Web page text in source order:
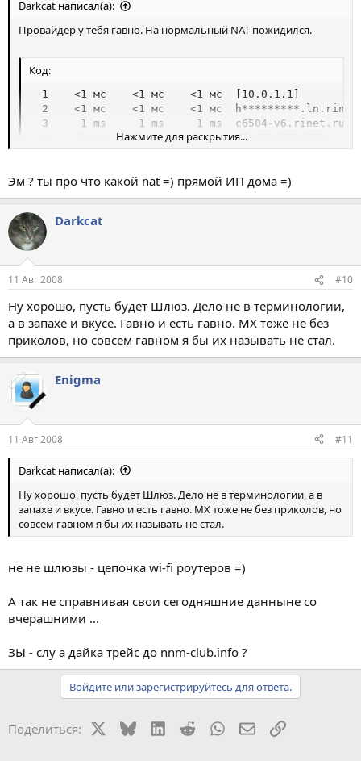
Darkcat написал(а):
Провайдер у тебя гавно. На нормальный NAT пожидился.
Код:
  1    <1 мс    <1 мс    <1 мс  [10.0.1.1]
2    <1 мс    <1 мс    <1 мс
3     1 ms     1 ms     1 ms  c6504-v6.rinet.ru
  4     1 ms    <1 мс     1 ms  87.251.152.173
  5     1 ms    <1 мс    <1 мс  217.16.19.57
7     1 ms     1 ms     1 ms  mvz8.masterhost.ru
8     1 ms     2 ms     2 ms
Нажмите для раскрытия...
Эм ? ты про что какой nat =) прямой ИП дома =)
Darkcat
11 Авг 2008 #10
Ну хорошо, пусть будет Шлюз. Дело не в терминологии,
а в запахе и вкусе. Гавно и есть гавно. МХ тоже не без
приколов, но совсем гавном я бы их называть не стал.
Enigma
11 Авг 2008 #11
Darkcat написал(а):
Ну хорошо, пусть будет Шлюз. Дело не в терминологии, а в
запахе и вкусе. Гавно и есть гавно. МХ тоже не без приколов, но
совсем гавном я бы их называть не стал.
не не шлюзы - цепочка wi-fi роутеров =)
А так не справнивая свои сегодняшние данныне со
вчерашними ...
ЗЫ - слу а дайка трейс до nnm-club.info ?
Войдите или зарегистрируйтесь для ответа.
Поделиться: BlueskyLinkedIn
RedditWhatsAppЭлектронная
Ссылка